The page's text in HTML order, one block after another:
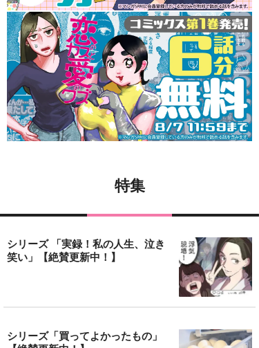
特集
シリーズ 「実録！私の人生、泣き
笑い」【絶賛更新中！】
シリーズ「買ってよかったもの」